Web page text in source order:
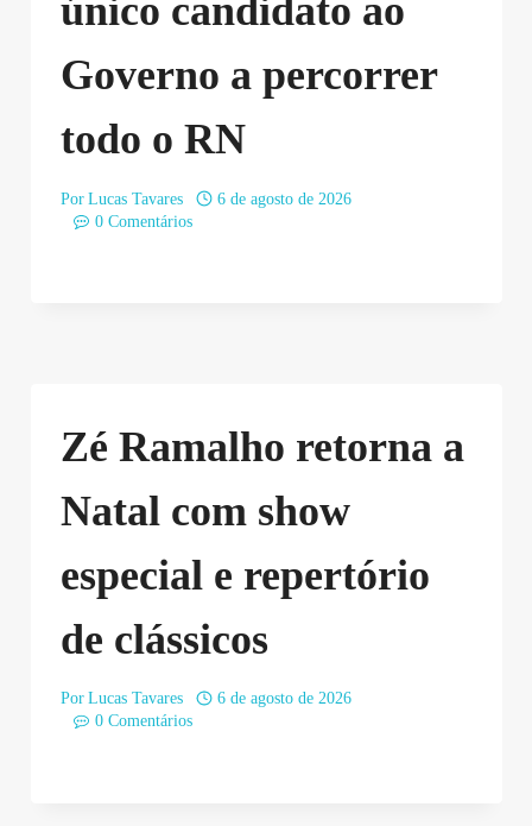
único candidato ao
Governo a percorrer
todo o RN
Por Lucas Tavares
6 de agosto de 2026
0 Comentários
Zé Ramalho retorna a
Natal com show
especial e repertório
de clássicos
Por Lucas Tavares
6 de agosto de 2026
0 Comentários